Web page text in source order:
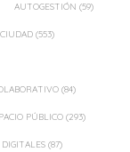
AUTOGESTIÓN (59)
CIUDAD (553)
(84)
PÚBLICO (293)
(87)